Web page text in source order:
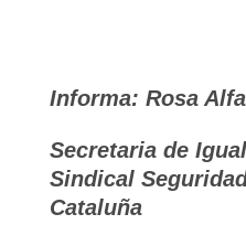
Informa: Rosa
Secretaria de
Sindical
Cataluña